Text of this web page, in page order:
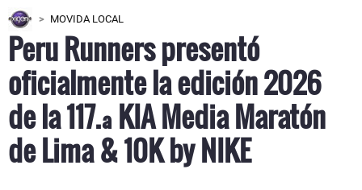
MOVIDA LOCAL
Peru Runners presentó
oficialmente la edición 2026
de la 117.ª KIA Media Maratón
de Lima & 10K by NIKE